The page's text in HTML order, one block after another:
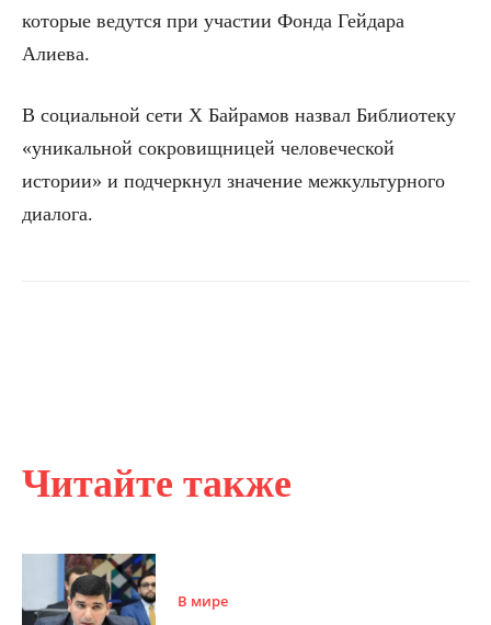
Читайте также
В мире
которые ведутся при участии Фонда Гейдара
Алиева.
В социальной сети X Байрамов назвал Библиотеку
«уникальной сокровищницей человеческой
истории» и подчеркнул значение межкультурного
диалога.